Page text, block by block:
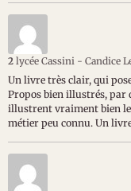
2 lycée Cassini - Candice
Un livre très clair, qui
Propos bien illustrés, par
illustrent vraiment bien le
métier peu connu. Un